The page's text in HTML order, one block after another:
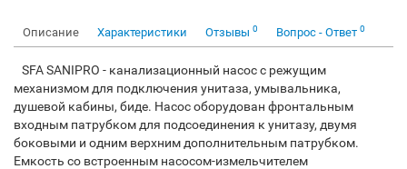
Описание Характеристики Отзывы 0 Вопрос - Ответ 0
SFA SANIPRO - канализационный насос с режущим
механизмом для подключения унитаза, умывальника,
душевой кабины, биде. Насос оборудован фронтальным
входным патрубком для подсоединения к унитазу, двумя
боковыми и одним верхним дополнительным патрубком.
Емкость со встроенным насосом-измельчителем